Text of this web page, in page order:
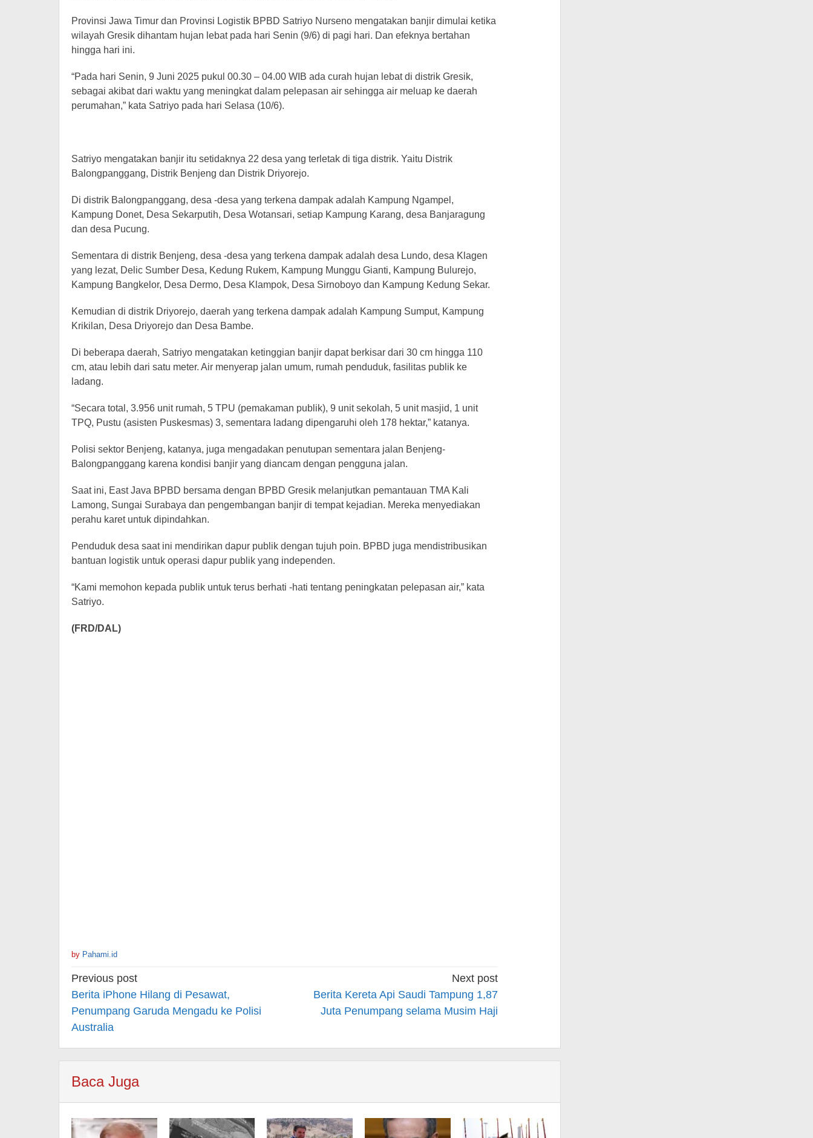
Provinsi Jawa Timur dan Provinsi Logistik BPBD Satriyo Nurseno mengatakan banjir dimulai ketika
wilayah Gresik dihantam hujan lebat pada hari Senin (9/6) di pagi hari. Dan efeknya bertahan
hingga hari ini.
“Pada hari Senin, 9 Juni 2025 pukul 00.30 – 04.00 WIB ada curah hujan lebat di distrik Gresik,
sebagai akibat dari waktu yang meningkat dalam pelepasan air sehingga air meluap ke daerah
perumahan,” kata Satriyo pada hari Selasa (10/6).
Satriyo mengatakan banjir itu setidaknya 22 desa yang terletak di tiga distrik. Yaitu Distrik
Balongpanggang, Distrik Benjeng dan Distrik Driyorejo.
Di distrik Balongpanggang, desa -desa yang terkena dampak adalah Kampung Ngampel,
Kampung Donet, Desa Sekarputih, Desa Wotansari, setiap Kampung Karang, desa Banjaragung
dan desa Pucung.
Sementara di distrik Benjeng, desa -desa yang terkena dampak adalah desa Lundo, desa Klagen
yang lezat, Delic Sumber Desa, Kedung Rukem, Kampung Munggu Gianti, Kampung Bulurejo,
Kampung Bangkelor, Desa Dermo, Desa Klampok, Desa Sirnoboyo dan Kampung Kedung Sekar.
Kemudian di distrik Driyorejo, daerah yang terkena dampak adalah Kampung Sumput, Kampung
Krikilan, Desa Driyorejo dan Desa Bambe.
Di beberapa daerah, Satriyo mengatakan ketinggian banjir dapat berkisar dari 30 cm hingga 110
cm, atau lebih dari satu meter. Air menyerap jalan umum, rumah penduduk, fasilitas publik ke
ladang.
“Secara total, 3.956 unit rumah, 5 TPU (pemakaman publik), 9 unit sekolah, 5 unit masjid, 1 unit
TPQ, Pustu (asisten Puskesmas) 3, sementara ladang dipengaruhi oleh 178 hektar,” katanya.
Polisi sektor Benjeng, katanya, juga mengadakan penutupan sementara jalan Benjeng-
Balongpanggang karena kondisi banjir yang diancam dengan pengguna jalan.
Saat ini, East Java BPBD bersama dengan BPBD Gresik melanjutkan pemantauan TMA Kali
Lamong, Sungai Surabaya dan pengembangan banjir di tempat kejadian. Mereka menyediakan
perahu karet untuk dipindahkan.
Penduduk desa saat ini mendirikan dapur publik dengan tujuh poin. BPBD juga mendistribusikan
bantuan logistik untuk operasi dapur publik yang independen.
“Kami memohon kepada publik untuk terus berhati -hati tentang peningkatan pelepasan air,” kata
Satriyo.
(FRD/DAL)
by Pahami.id
Post
navigation
Previous post
Berita iPhone Hilang di Pesawat,
Penumpang Garuda Mengadu ke Polisi
Australia
Next post
Berita Kereta Api Saudi Tampung 1,87
Juta Penumpang selama Musim Haji
Baca Juga